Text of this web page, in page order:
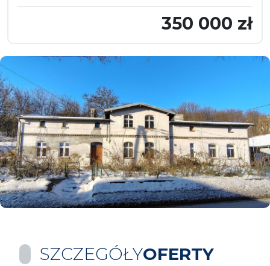
350 000 zł
SZCZEGÓŁYOFERTY